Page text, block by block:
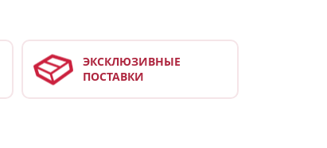
ЭКСКЛЮЗИВНЫЕ
ПОСТАВКИ